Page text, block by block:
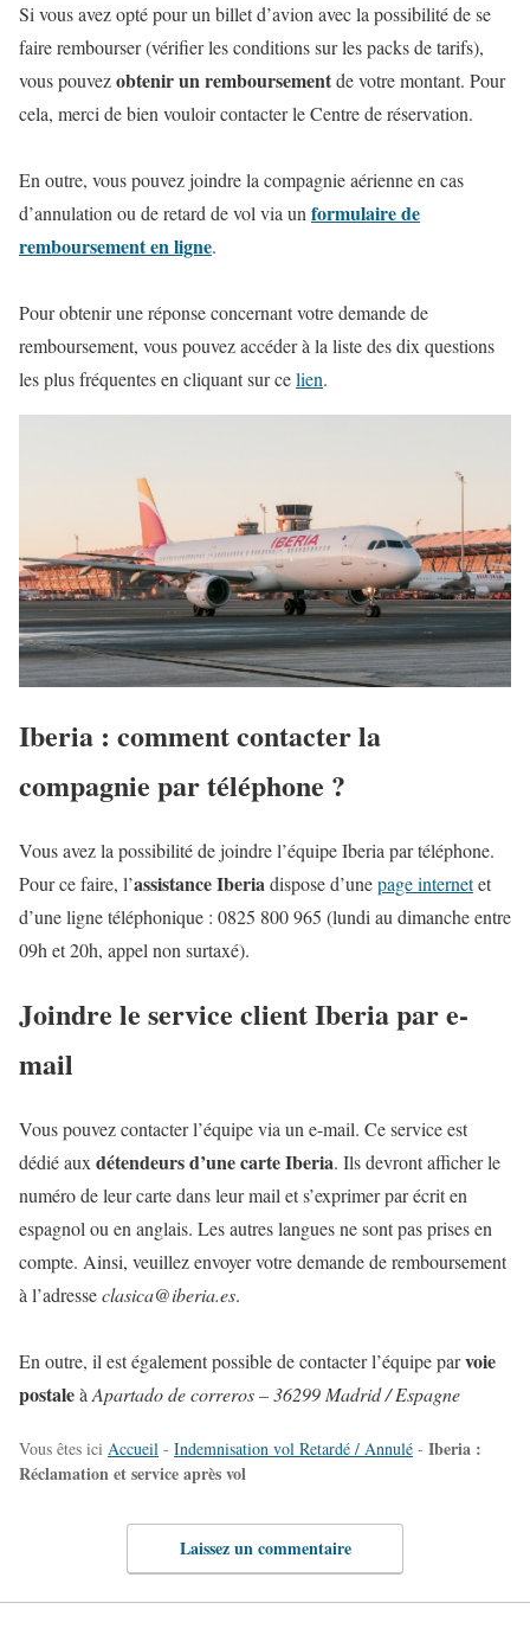
Si vous avez opté pour un billet d’avion avec la possibilité de se
faire rembourser (vérifier les conditions sur les packs de tarifs),
vous pouvezobtenir un remboursementde votre montant. Pour
cela, merci de bien vouloir contacter le Centre de réservation.
En outre, vous pouvez joindre la compagnie aérienne en cas
d’annulation ou de retard de vol via un formulaire de
remboursement en ligne.
Pour obtenir une réponse concernant votre demande de
remboursement, vous pouvez accéder à la liste des dix questions
les plus fréquentes en cliquant sur celien.
Iberia : comment contacter la
compagnie par téléphone ?
Vous avez la possibilité de joindre l’équipe Iberia par téléphone.
Pour ce faire, l’assistance Iberia dispose d’unepage internetet
d’une ligne téléphonique : 0825 800 965 (lundi au dimanche entre
09h et 20h, appel non surtaxé).
Joindre le service client Iberia par e-
mail
Vous pouvez contacter l’équipe via un e-mail. Ce service est
dédié auxdétendeurs d’une carte Iberia. Ils devront afficher le
numéro de leur carte dans leur mail et s’exprimer par écrit en
espagnol ou en anglais. Les autres langues ne sont pas prises en
compte. Ainsi, veuillez envoyer votre demande de remboursement
à l’adresseclasica@iberia.es.
En outre, il est également possible de contacter l’équipe parvoie
postaleàApartado de correros – 36299 Madrid / Espagne
Vous êtes ici Accueil - Indemnisation vol Retardé / Annulé - Iberia :
Réclamation et service après vol
Laissez un commentaire